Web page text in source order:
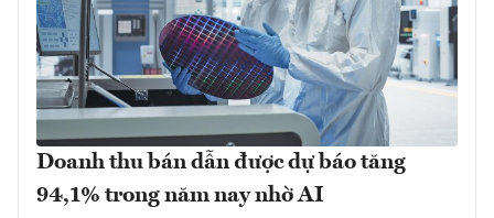
Doanh thu bán dẫn được dự báo tăng
94,1% trong năm nay nhờ AI